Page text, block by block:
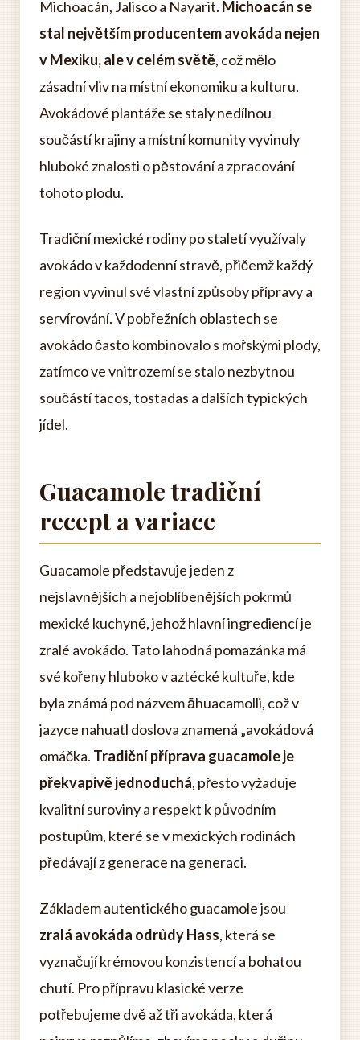
Michoacán, Jalisco a Nayarit. Michoacán se
stal největším producentem avokáda nejen
v Mexiku, ale v celém světě, což mělo
zásadní vliv na místní ekonomiku a kulturu.
Avokádové plantáže se staly nedílnou
součástí krajiny a místní komunity vyvinuly
hluboké znalosti o pěstování a zpracování
tohoto plodu.
Tradiční mexické rodiny po staletí využívaly
avokádo v každodenní stravě, přičemž každý
region vyvinul své vlastní způsoby přípravy a
servírování. V pobřežních oblastech se
avokádo často kombinovalo s mořskými plody,
zatímco ve vnitrozemí se stalo nezbytnou
součástí tacos, tostadas a dalších typických
jídel.
Guacamole tradiční
recept a variace
Guacamole představuje jeden z
nejslavnějších a nejoblíbenějších pokrmů
mexické kuchyně, jehož hlavní ingrediencí je
zralé avokádo. Tato lahodná pomazánka má
své kořeny hluboko v aztécké kultuře, kde
byla známá pod názvem āhuacamolli, což v
jazyce nahuatl doslova znamená „avokádová
omáčka. Tradiční příprava guacamole je
překvapivě jednoduchá, přesto vyžaduje
kvalitní suroviny a respekt k původním
postupům, které se v mexických rodinách
předávají z generace na generaci.
Základem autentického guacamole jsou
zralá avokáda odrůdy Hass, která se
vyznačují krémovou konzistencí a bohatou
chutí. Pro přípravu klasické verze
potřebujeme dvě až tři avokáda, která